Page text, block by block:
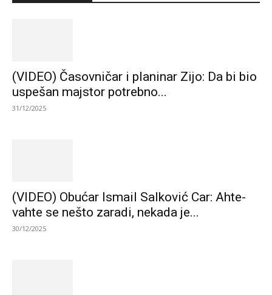
(VIDEO) Časovničar i planinar Zijo: Da bi bio
uspešan majstor potrebno...
31/12/2025
(VIDEO) Obućar Ismail Salković Car: Ahte-
vahte se nešto zaradi, nekada je...
30/12/2025